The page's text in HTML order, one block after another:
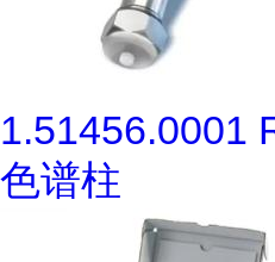
1.51456.0001
色谱柱